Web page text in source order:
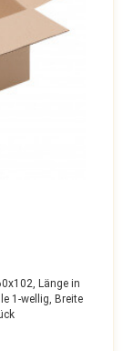
Länge in
1-wellig, Breite